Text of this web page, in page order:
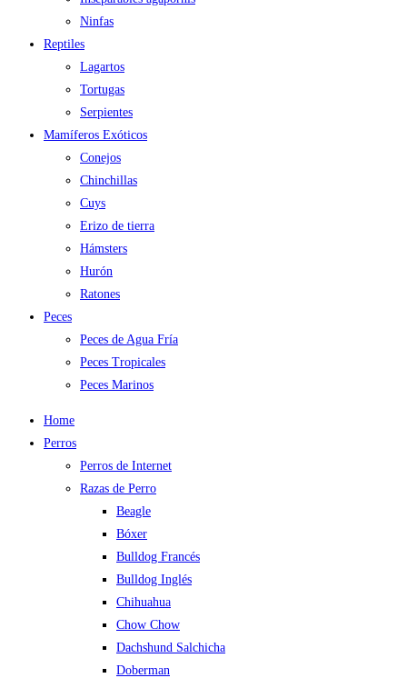
Ninfas
Reptiles
Lagartos
Tortugas
Serpientes
Mamíferos Exóticos
Conejos
Chinchillas
Cuys
Erizo de tierra
Hámsters
Hurón
Ratones
Peces
Peces de Agua Fría
Peces Tropicales
Peces Marinos
Home
Perros
Perros de Internet
Razas de Perro
Beagle
Bóxer
Bulldog Francés
Bulldog Inglés
Chihuahua
Chow Chow
Dachshund Salchicha
Doberman